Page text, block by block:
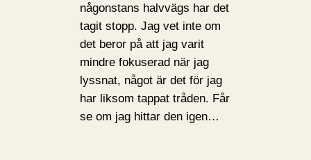
någonstans halvvägs har det
tagit stopp. Jag vet inte om
det beror på att jag varit
mindre fokuserad när jag
lyssnat, något är det för jag
har liksom tappat tråden. Får
se om jag hittar den igen…